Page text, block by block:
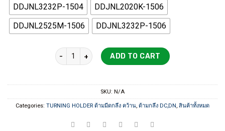
DDJNL3232P-1504
DDJNL2020K-1506
DDJNL2525M-1506
DDJNL3232P-1506
DDJNR TURNING BORING HOLDER ด้ามมีดกลึง quantity
ADD TO CART
SKU: N/A
Categories: TURNING HOLDER ด้ามมีดกลึง คว้าน,ด้ามกลึง DC,DN,สินค้าทั้งหมด